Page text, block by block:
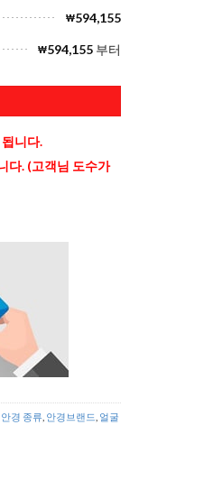
₩594,155
₩594,155 부터
니다.
다. (고객님 도수가
안경 종류 안경브랜드 얼굴